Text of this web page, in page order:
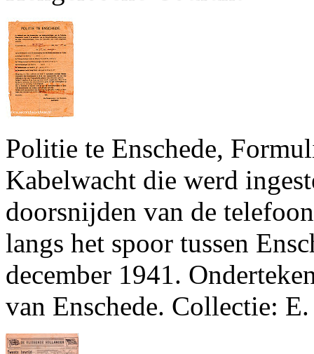
Politie te Enschede,
Kabelwacht die werd
doorsnijden van de
langs het spoor tussen
december 1941.
van Enschede. Collectie: